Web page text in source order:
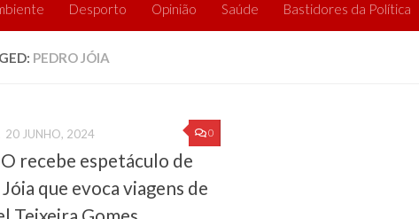
Desporto Opinião Saúde Bastidores da Política
PEDRO JÓIA
0
20 JUNHO, 2024
recebe espetáculo de
que evoca viagens de